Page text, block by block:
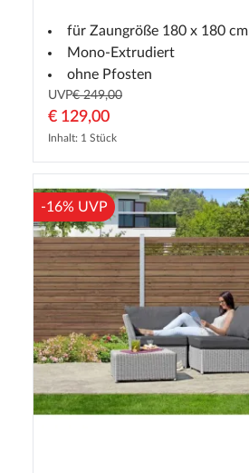
für Zaungröße 180 x 180 cm
Mono-Extrudiert
ohne Pfosten
UVP€ 249,00
€ 129,00
Inhalt: 1 Stück
-16% UVP